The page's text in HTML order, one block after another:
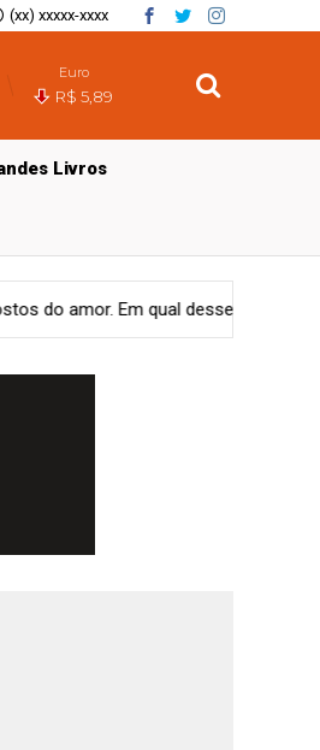
(xx) xxxxx-xxxx
Euro
R$ 5,89
Livros
você se enquadra? Com